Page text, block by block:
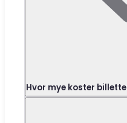
Hvor mye koster